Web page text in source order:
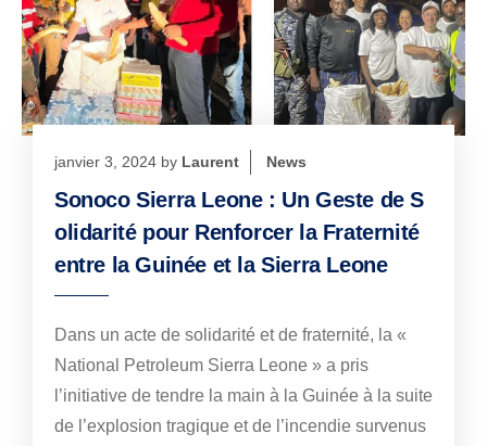
janvier 3, 2024 by Laurent News
Sonoco Sierra Leone : Un Geste de S
olidarité pour Renforcer la Fraternité
entre la Guinée et la Sierra Leone
Dans un acte de solidarité et de fraternité, la «
National Petroleum Sierra Leone » a pris
l’initiative de tendre la main à la Guinée à la suite
de l’explosion tragique et de l’incendie survenus